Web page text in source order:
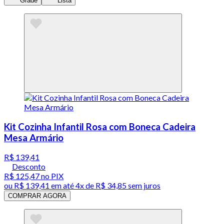
Kit Cozinha Infantil Rosa com Boneca Cadeira
Mesa Armário
R$ 139,41
Desconto
R$ 125,47no PIX
ou R$ 139,41 em até4x de R$ 34,85 sem juros
COMPRAR AGORA